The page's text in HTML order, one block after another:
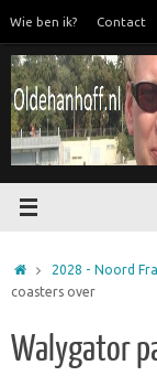
de
inhoud
Wie ben ik? Contact
Home2028 - Noord
coasters over
Walygator